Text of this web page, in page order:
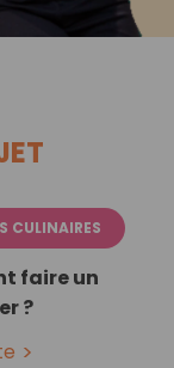
CULINAIRES
faire un
?